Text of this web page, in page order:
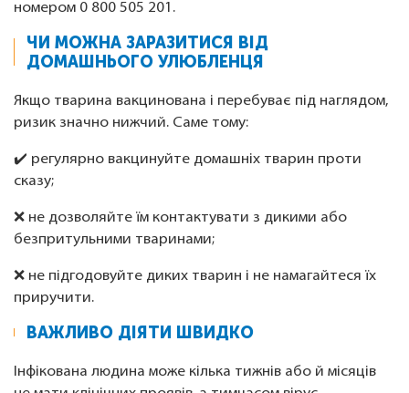
номером 0 800 505 201.
ЧИ МОЖНА ЗАРАЗИТИСЯ ВІД
ДОМАШНЬОГО УЛЮБЛЕНЦЯ
Якщо тварина вакцинована і перебуває під наглядом,
ризик значно нижчий. Саме тому:
✔️ регулярно вакцинуйте домашніх тварин проти
сказу;
❌ не дозволяйте їм контактувати з дикими або
безпритульними тваринами;
❌ не підгодовуйте диких тварин і не намагайтеся їх
приручити.
ВАЖЛИВО ДІЯТИ ШВИДКО
Інфікована людина може кілька тижнів або й місяців